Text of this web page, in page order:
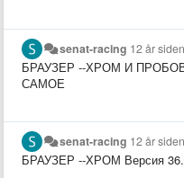
senat-racing 12 år siden
БРАУЗЕР --ХРОМ И
САМОЕ
senat-racing 12 år siden
БРАУЗЕР --ХРОМ Версия